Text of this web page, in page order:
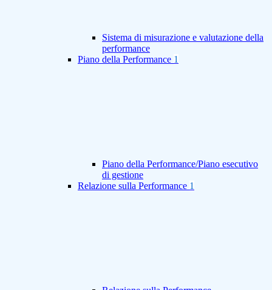
Sistema di misurazione e valutazione della
performance
Piano della Performance 1
Piano della Performance/Piano esecutivo
di gestione
Relazione sulla Performance 1